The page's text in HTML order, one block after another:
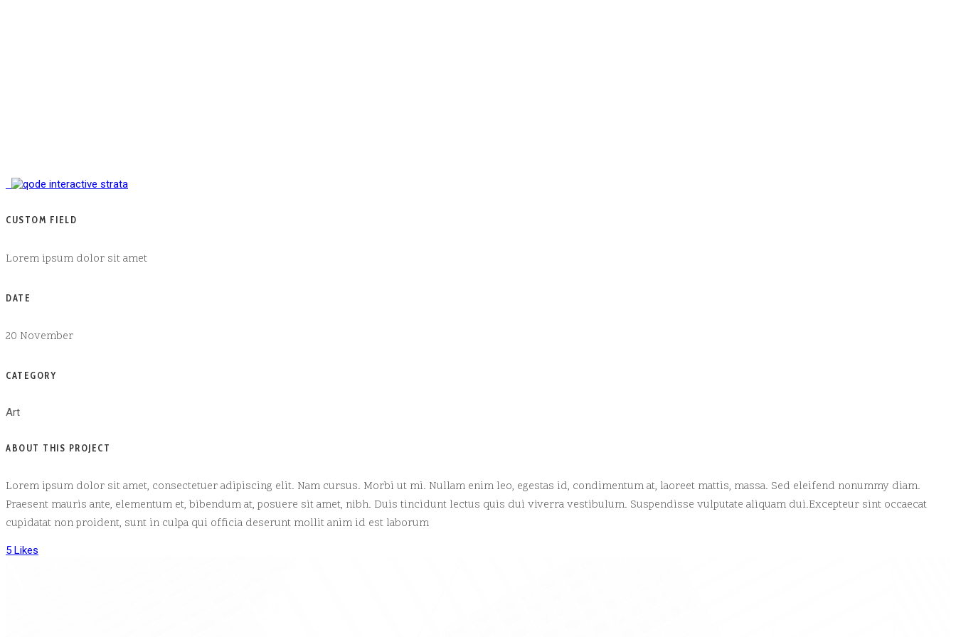
CUSTOM FIELD
Lorem ipsum dolor sit amet
DATE
20 November
CATEGORY
Art
ABOUT THIS PROJECT
Lorem ipsum dolor sit amet, consectetuer adipiscing elit. Nam cursus. Morbi ut mi. Nullam enim leo, egestas id, condimentum at, laoreet mattis, massa. Sed eleifend nonummy diam.
Praesent mauris ante, elementum et, bibendum at, posuere sit amet, nibh. Duis tincidunt lectus quis dui viverra vestibulum. Suspendisse vulputate aliquam dui.Excepteur sint occaecat
cupidatat non proident, sunt in culpa qui officia deserunt mollit anim id est laborum
5 Likes